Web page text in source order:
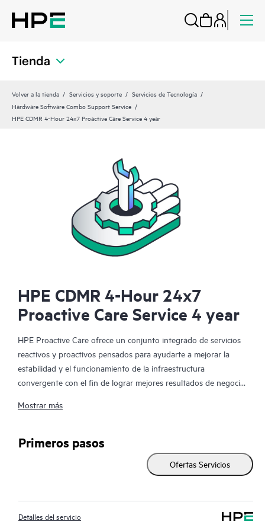
Tienda
Volver a la tienda Servicios y soporte
Servicios de Tecnología
Hardware Software Combo Support Service
HPE CDMR 4-Hour 24x7 Proactive Care Service 4 year
HPE CDMR 4-Hour 24x7
Proactive Care Service 4 year
HPE Proactive Care ofrece un conjunto integrado de servicios
reactivos y proactivos pensados para ayudarte a mejorar la
estabilidad y el funcionamiento de la infraestructura
convergente con el fin de lograr mejores resultados de negocio.
componentes deben trabajar en conjunto y de manera
para dar soporte a los dispositivos presentes en estos
entornos, proporcionando un soporte mejorado que abarca
servidores, sistemas operativos, hipervisores, almacenamiento,
En el caso de que se produzca alguna incidencia en el servicio,
HPE Proactive Care te proporciona una experiencia telefónica
Mostrar más
Primeros pasos
Ofertas Servicios
Detalles del servicio